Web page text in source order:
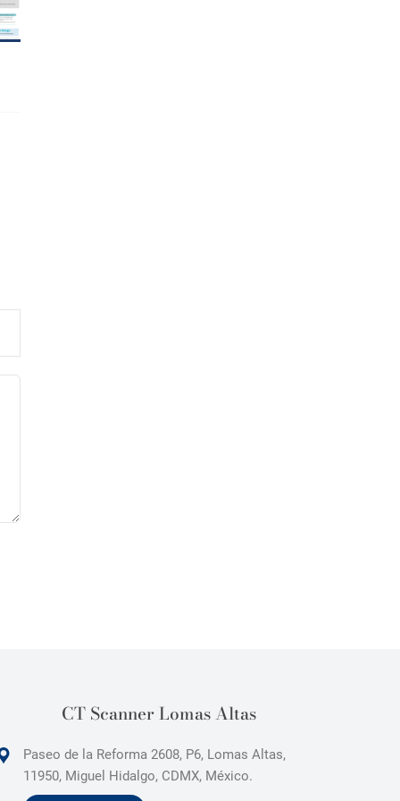
CT Scanner Lomas Altas
Paseo de la Reforma 2608, P6, Lomas Altas,
11950, Miguel Hidalgo, CDMX, México.